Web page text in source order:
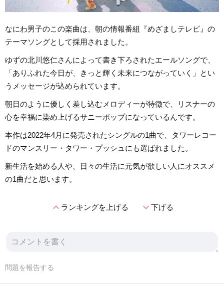
なにわ男子のこの楽曲は、朝の情報番組『めざましテレビ』の
テーマソングとして採用されました。
ゆずの北川悠仁さんによって書き下ろされたエールソングで、
「ありふれた今日が、きっと輝く未来につながっていく」とい
うメッセージが込められています。
朝日のように優しく差し込むメロディーが特徴で、リスナーの
心を幸福に染め上げるサニーポップになっているんです。
本作は2022年4月に発売されたシングルの1曲で、タワーレコー
ドのマンスリー・タワー・プッシュにも選ばれました。
新生活を始める人や、日々の生活に元気が欲しい人にオススメ
の1曲だと思います。
expand_lessランキングを上げる expand_more下げる
問題を報告する